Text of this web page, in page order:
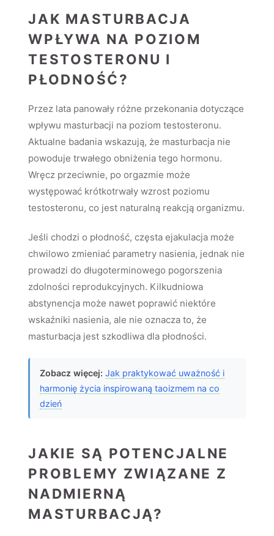
JAK MASTURBACJA
WPŁYWA NA POZIOM
TESTOSTERONU I
PŁODNOŚĆ?
Przez lata panowały różne przekonania dotyczące
wpływu masturbacji na poziom testosteronu.
Aktualne badania wskazują, że masturbacja nie
powoduje trwałego obniżenia tego hormonu.
Wręcz przeciwnie, po orgazmie może
występować krótkotrwały wzrost poziomu
testosteronu, co jest naturalną reakcją organizmu.
Jeśli chodzi o płodność, częsta ejakulacja może
chwilowo zmieniać parametry nasienia, jednak nie
prowadzi do długoterminowego pogorszenia
zdolności reprodukcyjnych. Kilkudniowa
abstynencja może nawet poprawić niektóre
wskaźniki nasienia, ale nie oznacza to, że
masturbacja jest szkodliwa dla płodności.
Zobacz więcej: Jak praktykować uważność i
harmonię życia inspirowaną taoizmem na co
dzień
JAKIE SĄ POTENCJALNE
PROBLEMY ZWIĄZANE Z
NADMIERNĄ
MASTURBACJĄ?